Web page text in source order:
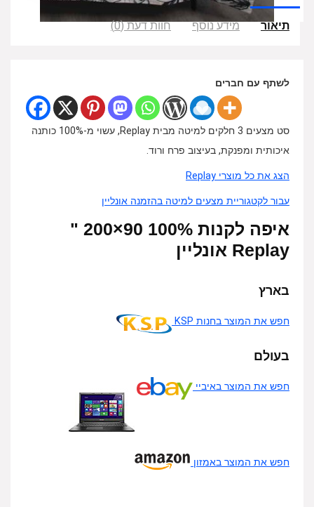
תיאור מידע נוסף חוות דעת (0)
לשתף עם חברים
סט מצעים 3 חלקים למיטה מבית Replay, עשוי מ-100% כותנה
איכותית ומפנקת, בעיצוב פרח ורוד.
הצג את כל מוצרי Replay
עבור לקטגוריית מצעים למיטה בהזמנה אונליין
איפה לקנות 100% 90×200 "
Replay אונליין
בארץ
חפש את המוצר בחנות KSP
בעולם
חפש את המוצר באיביי
חפש את המוצר באמזון